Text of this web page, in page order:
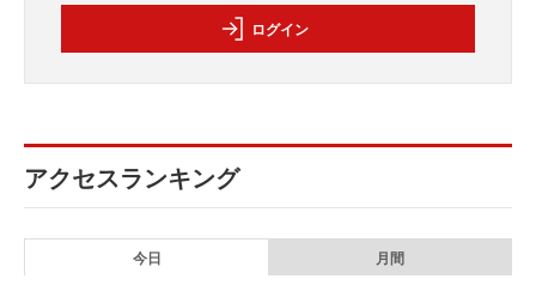
ログイン
アクセスランキング
今日 月間